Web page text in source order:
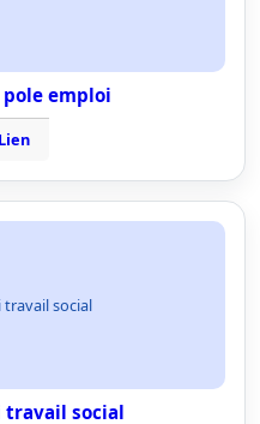
emploi
social
travail social